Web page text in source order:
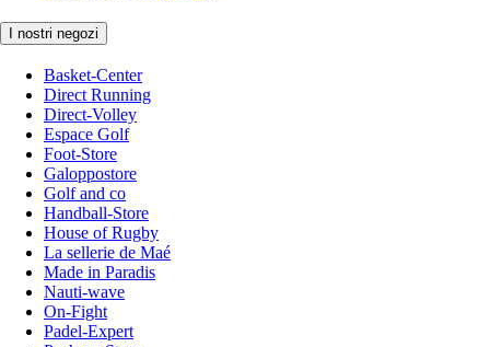
I nostri negozi
Basket-Center
Direct Running
Direct-Volley
Espace Golf
Foot-Store
Galoppostore
Golf and co
Handball-Store
House of Rugby
La sellerie de Maé
Made in Paradis
Nauti-wave
On-Fight
Padel-Expert